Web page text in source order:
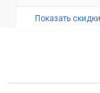
Показать